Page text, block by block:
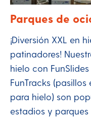
Parques de
¡Diversión XXL en
patinadores!
hielo con
FunTracks
para hielo) son
estadios y